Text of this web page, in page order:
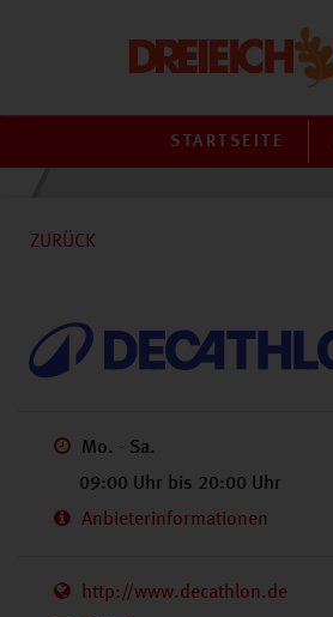
STARTSEITE
ZURÜCK
Mo. - Sa.
09:00 Uhr bis 20:00 Uhr
Anbieterinformationen
http://www.decathlon.de